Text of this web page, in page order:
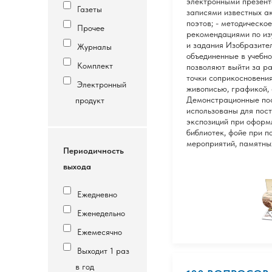
Газеты
Прочее
Журналы
Комплект
Электронный
продукт
Периодичность
выхода
Ежедневно
Еженедельно
Ежемесячно
Выходит 1 раз
в год
записями известных
поэтов; -
рекомендациями по
и задания
объединенные в
позволяют выйти за
точки
живописью, графикой,
Демонстрационные
использованы для
экспозиций при
библиотек, фойе при
мероприятий,